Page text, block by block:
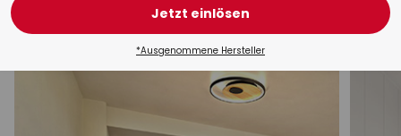
LED-Panel Strahler &
Jetzt einlösen
*Ausgenommene Hersteller